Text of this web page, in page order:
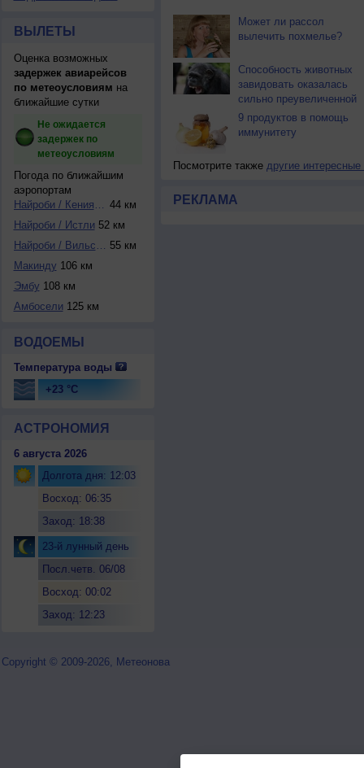
ВЫЛЕТЫ
Оценка возможных
задержек авиарейсов
по метеоусловиям на
ближайшие сутки
Не ожидается
задержек по
метеоусловиям
Погода по ближайшим
аэропортам
Найроби / Кениятт... 44 км
Найроби / Истли 52 км
Найроби / Вильсон 55 км
Макинду 106 км
Эмбу 108 км
Амбосели 125 км
ВОДОЕМЫ
Температура воды
+23 °C
АСТРОНОМИЯ
6 августа 2026
Долгота дня: 12:03
Восход: 06:35
Заход: 18:38
23-й лунный день
Посл.четв. 06/08
Восход: 00:02
Заход: 12:23
Может ли рассол
вылечить похмелье?
Способность животных
завидовать оказалась
сильно преувеличенной
9 продуктов в помощь
иммунитету
Посмотрите также другие интересные
РЕКЛАМА
Copyright © 2009-2026, Метеонова